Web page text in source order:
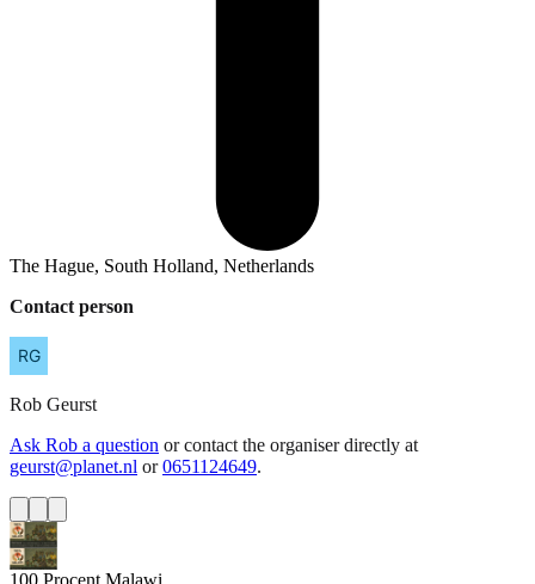
The Hague, South Holland, Netherlands
Contact person
Rob Geurst
Ask Rob a question or contact the organiser directly at
geurst@planet.nl or 0651124649.
100 Procent Malawi